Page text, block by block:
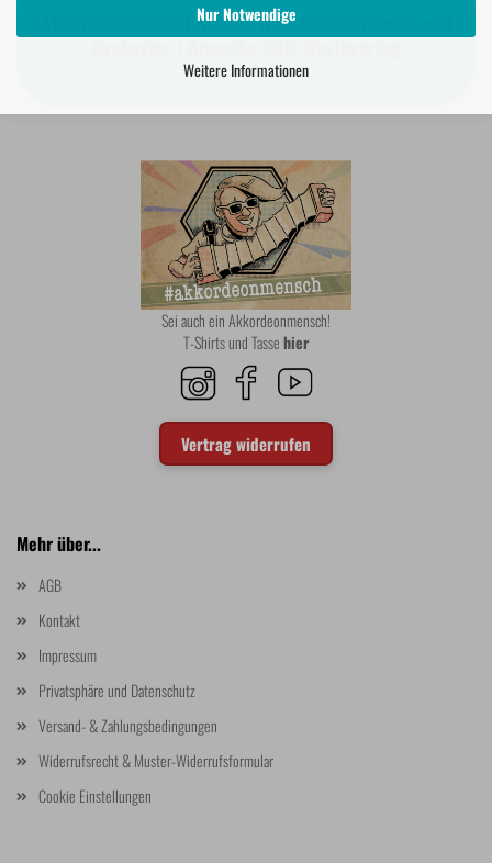
Nur Notwendige
Weitere Informationen
Akkordeon Noten für Solo, Duo, Kammermusik und
Orchester | Amusiko GbR Musikverlag
Sei auch ein Akkordeonmensch!
T-Shirts und Tassehier
Vertrag widerrufen
Mehr über...
AGB
Kontakt
Impressum
Privatsphäre und Datenschutz
Versand- & Zahlungsbedingungen
Widerrufsrecht & Muster-Widerrufsformular
Cookie Einstellungen